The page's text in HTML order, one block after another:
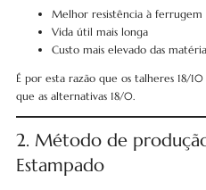
Melhor resistência à ferrugem
Vida útil mais longa
Custo mais elevado das
É por esta razão que os talheres 18/
que as alternativas 18/0.
2. Método de
Estampado